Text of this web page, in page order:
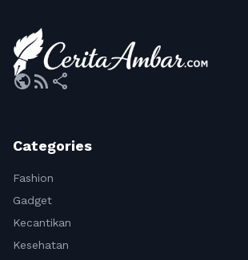
publicrss_feed share
Categories
Fashion
Gadget
Kecantikan
Kesehatan